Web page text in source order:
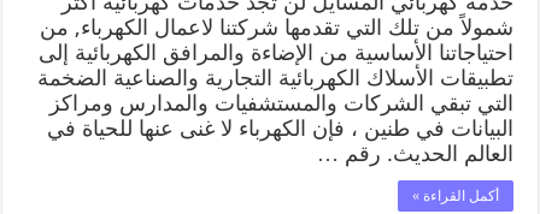
شمولاً من تلك التي تقدمها شركتنا لاعمال الكهرباء, من
احتياجاتنا الأساسية من الإضاءة والمرافق الكهربائية إلى
تطبيقات الأسلاك الكهربائية التجارية والصناعية الضخمة
التي تبقي الشركات والمستشفيات والمدارس ومراكز
البيانات في طنين ، فإن الكهرباء لا غنى عنها للحياة في
العالم الحديث. رقم …
أكمل القراءة »